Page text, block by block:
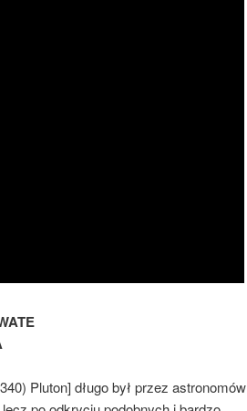
Pluton] długo był przez astronomów